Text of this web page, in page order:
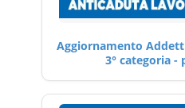
Aggiornamento
3° categoria -